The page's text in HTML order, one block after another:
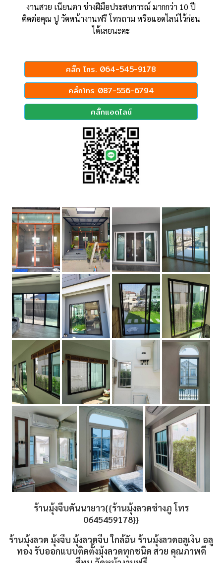
งานสวย เนียนตา ช่างฝีมือประสบการณ์ มากกว่า 10 ปี
ติดต่อคุณ ปู วัดหน้างานฟรี โทรถาม หรือแอดไลน์ไว้ก่อน
ได้เลยนะคะ
คลิ๊ก โทร. 064-545-9178
คลิ๊กโทร 087-556-6794
คลิ๊กแอดไลน์
ร้านมุ้งจีบคันนายาว{{ร้านมุ้งลวดช่างภู โทร
0645459178}}
ร้านมุ้งลวด มุ้งจีบ มุ้งลวดจีบ ใกล้ฉัน ร้านมุ้งลวดอลูเงิน อลู
ทอง รับออกแบบติดตั้งมุ้งลวดทุกชนิด สวย คุณภาพดี